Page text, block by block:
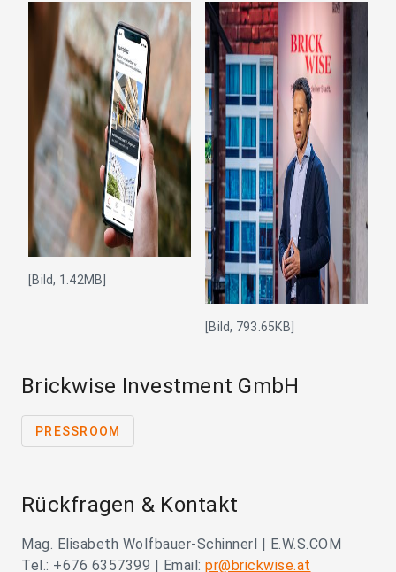
[Bild, 1.42MB]
[Bild, 793.65KB]
Brickwise Investment GmbH
PRESSROOM
Rückfragen & Kontakt
Mag. Elisabeth Wolfbauer-Schinnerl | E.W.S.COM
Tel.: +676 6357399 | Email: pr@brickwise.at